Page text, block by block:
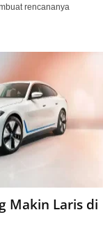
rencananya
Makin Laris di